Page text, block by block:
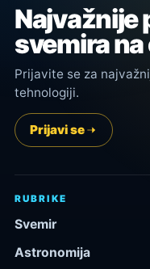
Najvažnije
svemira
Prijavite se za
tehnologiji.
Prijavi se
RUBRIKE
Svemir
Astronomija